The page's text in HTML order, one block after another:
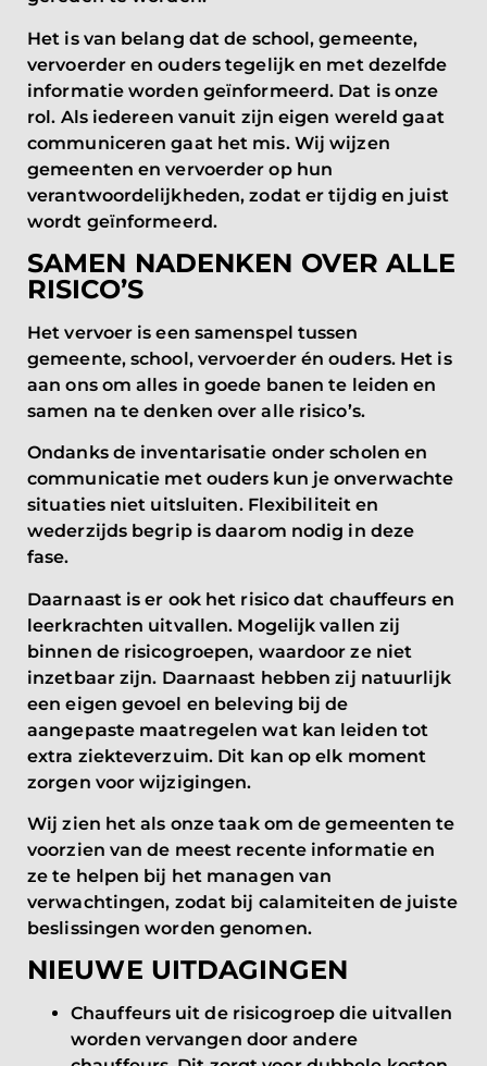
Het is van belang dat de school, gemeente,
vervoerder en ouders tegelijk en met dezelfde
informatie worden geïnformeerd. Dat is onze
rol. Als iedereen vanuit zijn eigen wereld gaat
communiceren gaat het mis. Wij wijzen
gemeenten en vervoerder op hun
verantwoordelijkheden, zodat er tijdig en juist
wordt geïnformeerd.
SAMEN NADENKEN OVER ALLE
RISICO’S
Het vervoer is een samenspel tussen
gemeente, school, vervoerder én ouders. Het is
aan ons om alles in goede banen te leiden en
samen na te denken over alle risico’s.
Ondanks de inventarisatie onder scholen en
communicatie met ouders kun je onverwachte
situaties niet uitsluiten. Flexibiliteit en
wederzijds begrip is daarom nodig in deze
fase.
Daarnaast is er ook het risico dat chauffeurs en
leerkrachten uitvallen. Mogelijk vallen zij
binnen de risicogroepen, waardoor ze niet
inzetbaar zijn. Daarnaast hebben zij natuurlijk
een eigen gevoel en beleving bij de
aangepaste maatregelen wat kan leiden tot
extra ziekteverzuim. Dit kan op elk moment
zorgen voor wijzigingen.
Wij zien het als onze taak om de gemeenten te
voorzien van de meest recente informatie en
ze te helpen bij het managen van
verwachtingen, zodat bij calamiteiten de juiste
beslissingen worden genomen.
NIEUWE UITDAGINGEN
Chauffeurs uit de risicogroep die uitvallen
worden vervangen door andere